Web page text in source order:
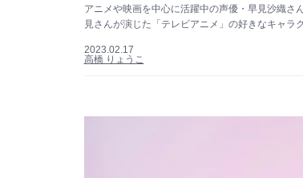
アニメや映画を中心に活躍中の声優・早見沙織さ
見さんが演じた「テレビアニメ」の好きなキャラ
2023.02.17
高橋 りょうこ